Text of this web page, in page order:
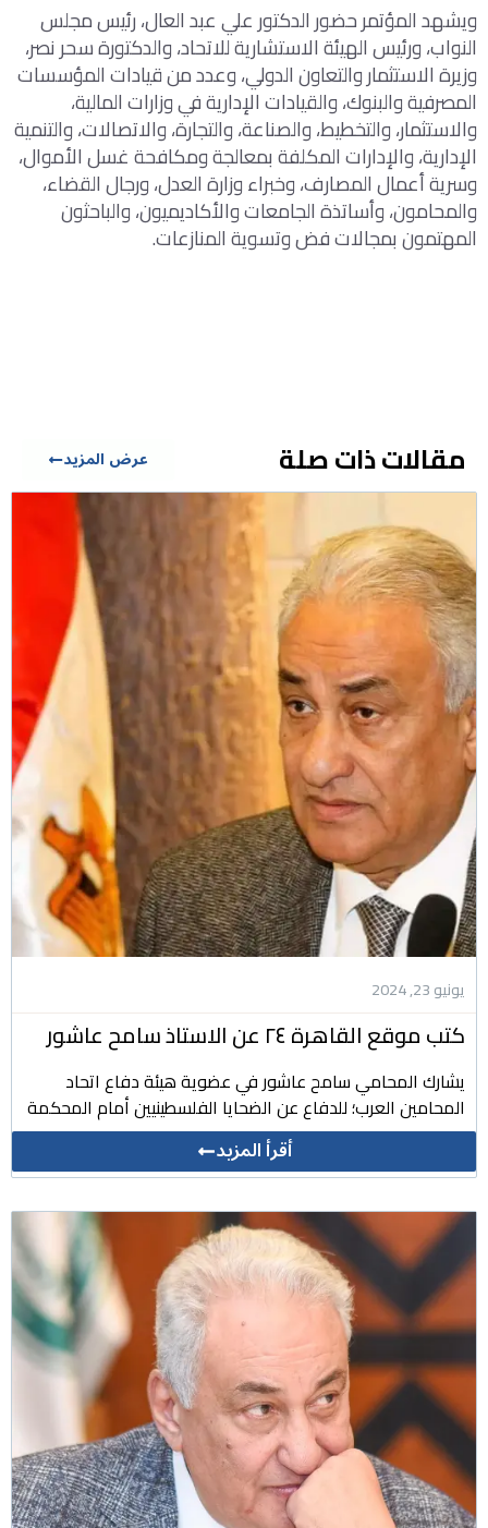
ويشهد المؤتمر حضور الدكتور علي عبد العال، رئيس مجلس
النواب، ورئيس الهيئة الاستشارية للاتحاد، والدكتورة سحر نصر،
وزيرة الاستثمار والتعاون الدولي، وعدد من قيادات المؤسسات
المصرفية والبنوك، والقيادات الإدارية في وزارات المالية،
والاستثمار، والتخطيط، والصناعة، والتجارة، والاتصالات، والتنمية
الإدارية، والإدارات المكلفة بمعالجة ومكافحة غسل الأموال،
وسرية أعمال المصارف، وخبراء وزارة العدل، ورجال القضاء،
والمحامون، وأساتذة الجامعات والأكاديميون، والباحثون
المهتمون بمجالات فض وتسوية المنازعات.
مقالات ذات صلة عرض المزيد
يونيو 23, 2024
كتب موقع القاهرة ٢٤ عن الاستاذ سامح عاشور
يشارك المحامي سامح عاشور في عضوية هيئة دفاع اتحاد
المحامين العرب؛ للدفاع عن الضحايا الفلسطينيين أمام المحكمة
أقرأ المزيد